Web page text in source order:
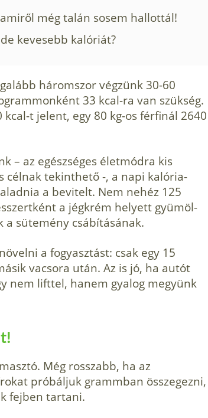
még talán sosem hallottál!
kevesebb kalóriát?
háromszor végzünk 30-60
33 kcal-ra van szükség.
kcal-t jelent, egy 80 kg-os férfinál 2640
– az egészséges életmódra kis
célnak tekinthető -, a napi kalória­
a be­vitelt. Nem nehéz 125
a jégkrém helyett gyümöl­
a sütemény csábításának.
a fogyasztást: csak egy 15
vacsora után. Az is jó, ha autót
nem lifttel, hanem gyalog megyünk
Még rosszabb, ha az
próbáljuk grammban összegezni,
fejben tartani.